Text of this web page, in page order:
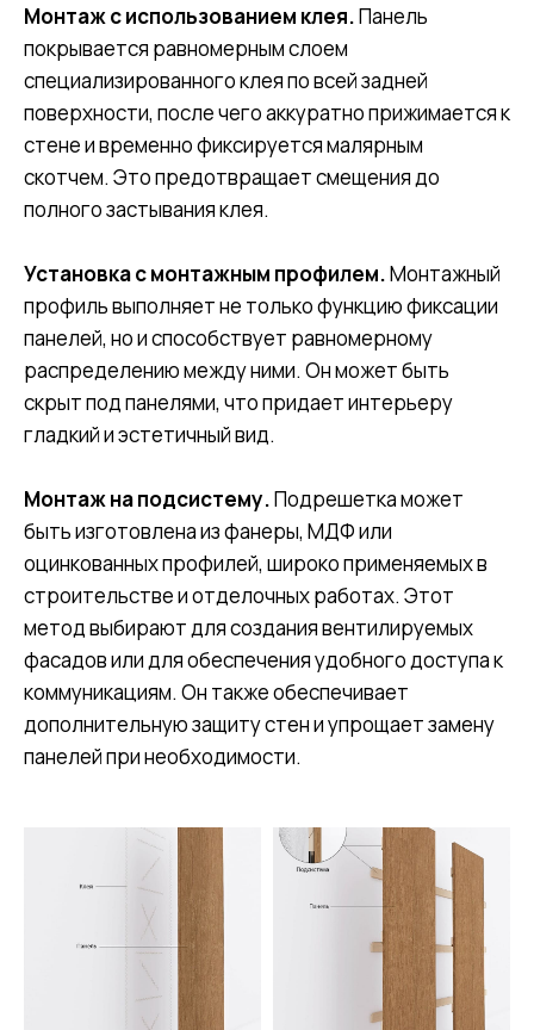
Монтаж с использованием клея.Панель
покрывается равномерным слоем
специализированного клея по всей задней
поверхности, после чего аккуратно прижимается к
стене и временно фиксируется малярным
скотчем. Это предотвращает смещения до
полного застывания клея.
Установка с монтажным профилем.Монтажный
профиль выполняет не только функцию фиксации
панелей, но и способствует равномерному
распределению между ними. Он может быть
скрыт под панелями, что придает интерьеру
гладкий и эстетичный вид.
Монтаж на подсистему.Подрешетка может
быть изготовлена из фанеры, МДФ или
оцинкованных профилей, широко применяемых в
строительстве и отделочных работах. Этот
метод выбирают для создания вентилируемых
фасадов или для обеспечения удобного доступа к
коммуникациям. Он также обеспечивает
дополнительную защиту стен и упрощает замену
панелей при необходимости.